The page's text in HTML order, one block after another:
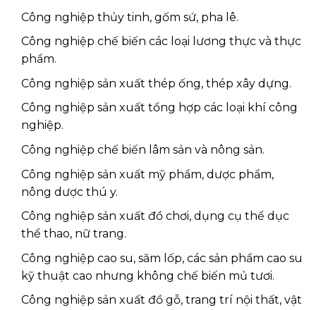
Công nghiệp thủy tinh, gốm sứ, pha lê.
Công nghiệp chế biến các loại lương thực và thực
phẩm.
Công nghiệp sản xuất thép ống, thép xây dựng.
Công nghiệp sản xuất tổng hợp các loại khí công
nghiệp.
Công nghiệp chế biến lâm sản và nông sản.
Công nghiệp sản xuất mỹ phẩm, dược phẩm,
nông dược thú y.
Công nghiệp sản xuất đồ chơi, dụng cụ thể dục
thể thao, nữ trang.
Công nghiệp cao su, săm lốp, các sản phẩm cao su
kỹ thuật cao nhưng không chế biến mủ tươi.
Công nghiệp sản xuất đồ gỗ, trang trí nội thất, vật